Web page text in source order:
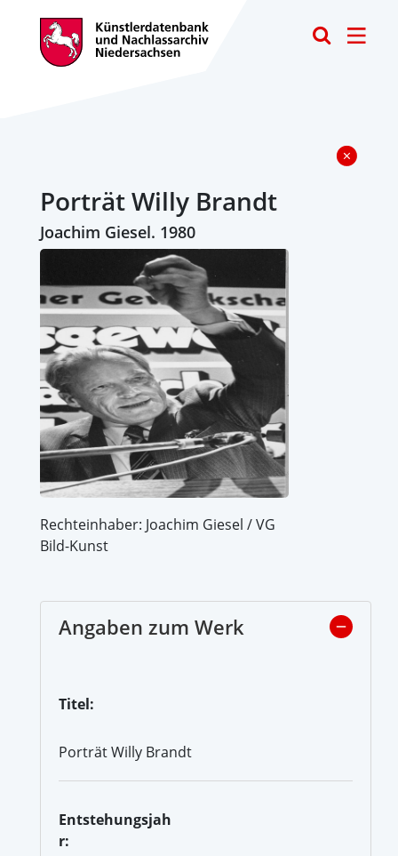
Porträt Willy Brandt
Joachim Giesel. 1980
Rechteinhaber: Joachim Giesel / VG
Bild-Kunst
Angaben zum Werk
Titel:
Porträt Willy Brandt
Entstehungsjah
r: